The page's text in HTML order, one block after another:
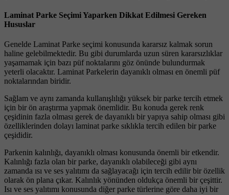
Laminat Parke Seçimi Yaparken Dikkat Edilmesi Gereken
Hususlar
Genelde Laminat Parke seçimi konusunda kararsız kalmak sorun
haline gelebilmektedir. Bu gibi durumlarda uzun süren kararsızlıklar
yaşamamak için bazı püf noktalarını göz önünde bulundurmak
yeterli olacaktır. Laminat Parkelerin dayanıklı olması en önemli püf
noktalarından biridir.
Sağlam ve aynı zamanda kullanışlılığı yüksek bir parke tercih etmek
için bir ön araştırma yapmak önemlidir. Bu konuda gerek renk
çeşidinin fazla olması gerek de dayanıklı bir yapıya sahip olması gibi
özelliklerinden dolayı laminat parke sıklıkla tercih edilen bir parke
çeşididir.
Parkenin kalınlığı, dayanıklı olması konusunda önemli bir etkendir.
Kalınlığı fazla olan bir parke, dayanıklı olabileceği gibi aynı
zamanda ısı ve ses yalıtımı da sağlayacağı için tercih edilir bir özellik
olarak ön plana çıkar. Kalınlık yönünden oldukça önemli bir çeşittir.
Isı ve ses yalıtımı konusunda diğer parke türlerine göre daha iyi bir